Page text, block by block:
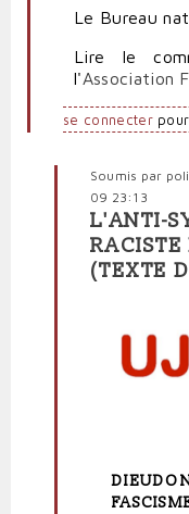
Le Bureau
Lire le
l'Association
se connecterpour
Soumis par
09 23:13
En
réponse
à
imposteur
par
L'ANTI-
RACISTE
(TEXTE